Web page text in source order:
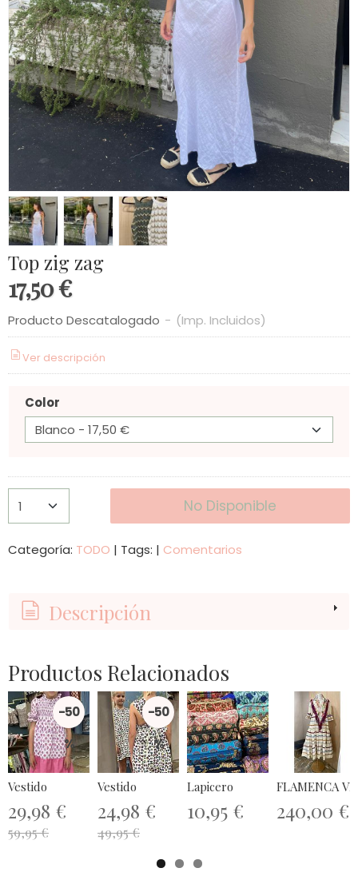
Top zig zag
17,50 €
Producto Descatalogado - (Imp. Incluidos)
Ver descripción
Color
No Disponible
Categoría: TODO | Tags: | Comentarios
Descripción
Productos Relacionados
-50
%
Vestido
29,98 €
59,95 €
-50
%
Vestido
24,98 €
49,95 €
Lapicero
10,95 €
FLAMENCA
240,00 €